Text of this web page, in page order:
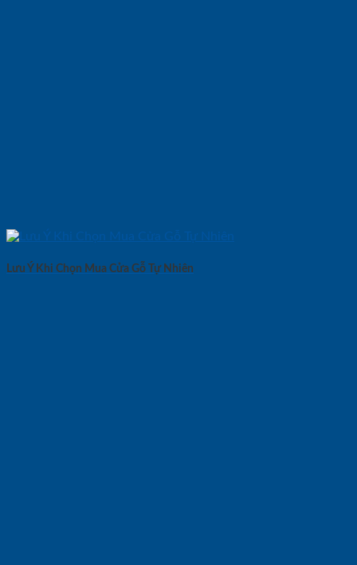
Lưu Ý Khi Chọn Mua Cửa Gỗ Tự Nhiên